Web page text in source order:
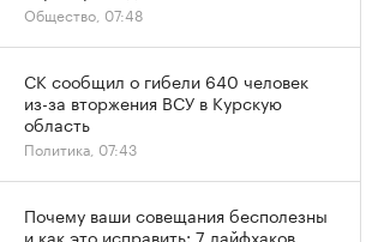
Общество, 07:48
СК сообщил о гибели 640 человек
из-за вторжения ВСУ в Курскую
область
Политика, 07:43
Почему ваши совещания бесполезны
и как это исправить: 7 лайфхаков